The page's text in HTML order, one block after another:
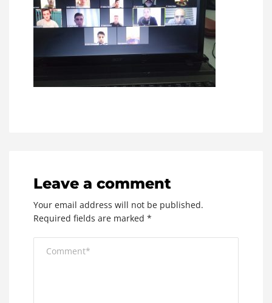
Leave a comment
Your email address will not be published.
Required fields are marked *